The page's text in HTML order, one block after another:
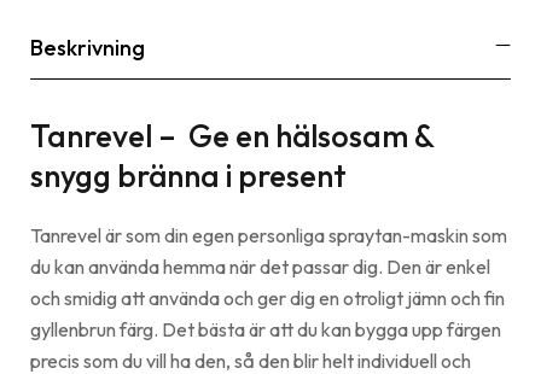
Beskrivning
Tanrevel – Ge en hälsosam &
snygg bränna i present
Tanrevel är som din egen personliga spraytan-maskin som
du kan använda hemma när det passar dig. Den är enkel
och smidig att använda och ger dig en otroligt jämn och fin
gyllenbrun färg. Det bästa är att du kan bygga upp färgen
precis som du vill ha den, så den blir helt individuell och